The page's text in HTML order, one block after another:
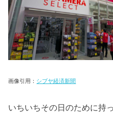
画像引用： シブヤ経済新聞
いちいちその日のために持